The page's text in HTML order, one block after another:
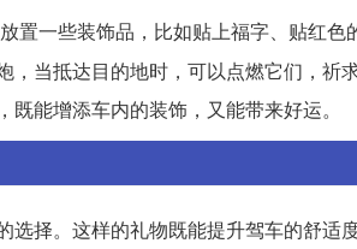
放置一些装饰品，比如贴上福字、贴红
当抵达目的地时，可以点燃它们，祈
能增添车内的装饰，又能带来好运。
择。这样的礼物既能提升驾车的舒适